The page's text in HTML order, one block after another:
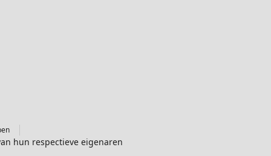
hun respectieve eigenaren